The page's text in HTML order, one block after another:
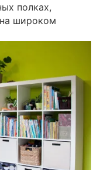
полках,
широком